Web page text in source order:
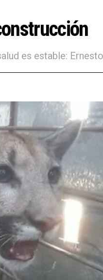
es estable: